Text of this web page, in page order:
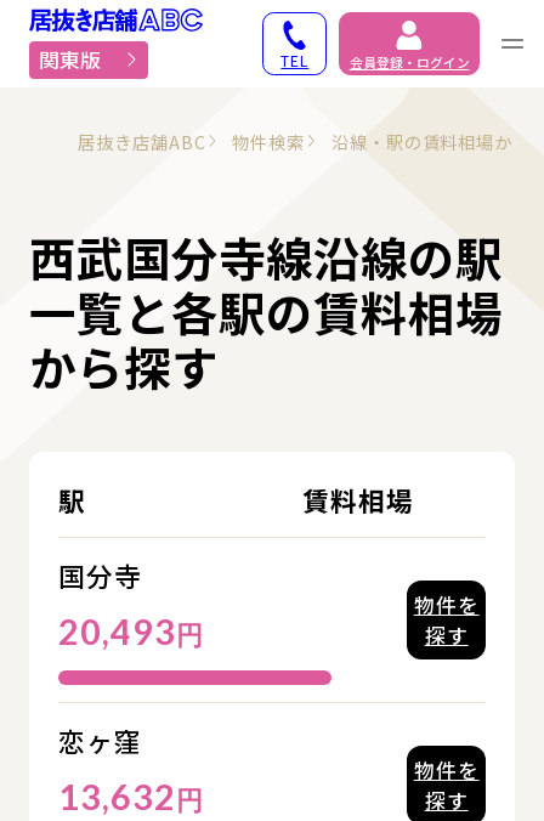
居抜き物件・貸店舗で
関東版 TEL 会員登録・ログイン
居抜き店舗ABC 物件検索 沿線・駅の賃料相場から
西武国分寺線沿線の駅
一覧と各駅の賃料相場
から探す
駅
賃料相場
国分寺
20,493 円
物件を
探す
恋ヶ窪
13,632 円
物件を
探す